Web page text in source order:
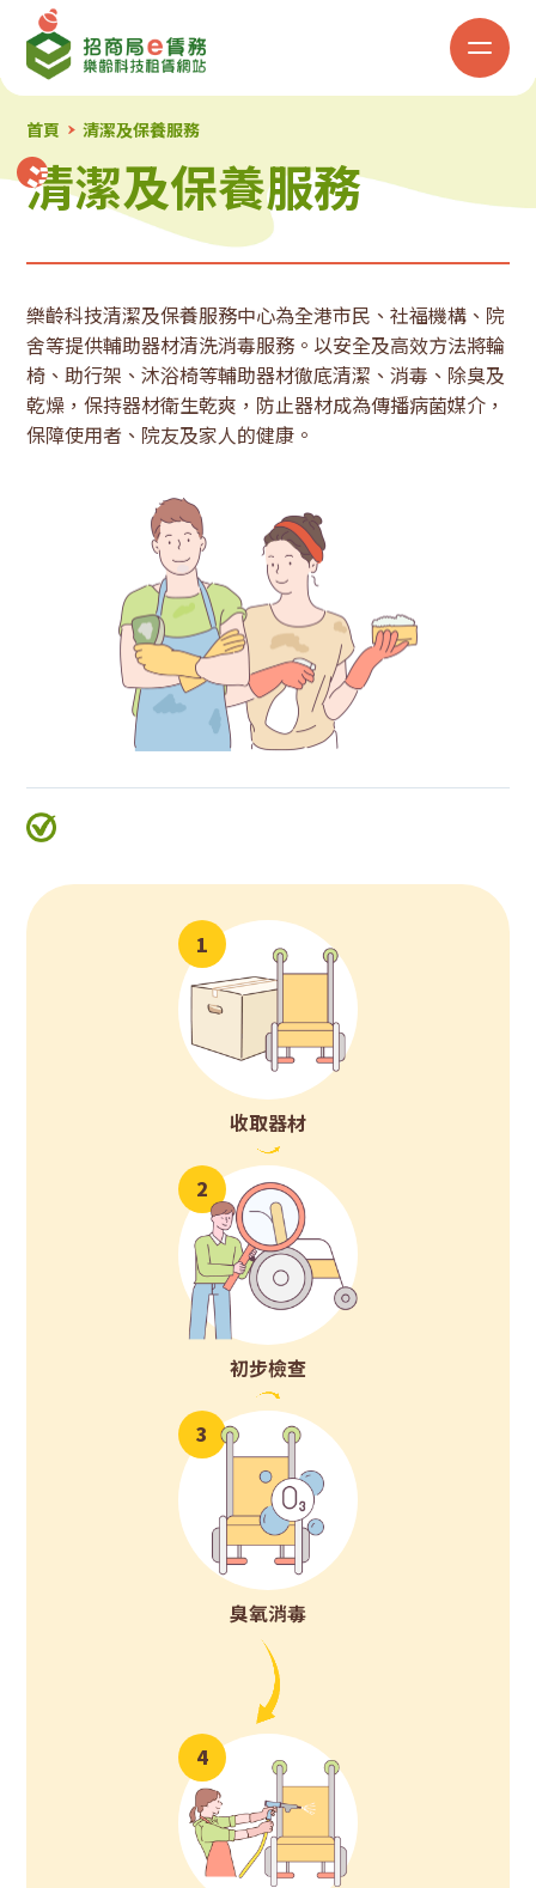
招
商
局
「e
賃
務」
樂
齡
統
首頁 清潔及保養服務
清潔及保養服務
清潔及保養服務
樂齡科技清潔及保養服務中心為全港市民、社福機構、院
舍等提供輔助器材清洗消毒服務。以安全及高效方法將輪
椅、助行架、沐浴椅等輔助器材徹底清潔、消毒、除臭及
乾燥，保持器材衛生乾爽，防止器材成為傳播病菌媒介，
保障使用者、院友及家人的健康。
1
收取器材
2
初步檢查
3
臭氧消毒
4